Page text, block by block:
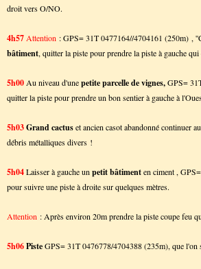
droit vers O/NO.
4h57 Attention : GPS= 31T 0477164//4704161 (250m) ,
bâtiment, quitter la piste pour prendre la piste à gauche
5h00 Au niveau d'unepetite parcelle de vignes,GPS=
quitter la piste pour prendre un bon sentier à gauche à
5h03Grand cactuset ancien casot abandonné continuer
débris métalliques divers !
5h04Laisser à gauche un petit bâtimenten ciment ,
pour suivre une piste à droite sur quelques mètres.
Attention : Après environ 20m prendre la piste coupe feu
5h06PisteGPS= 31T 0476778/4704388 (235m), que l'on